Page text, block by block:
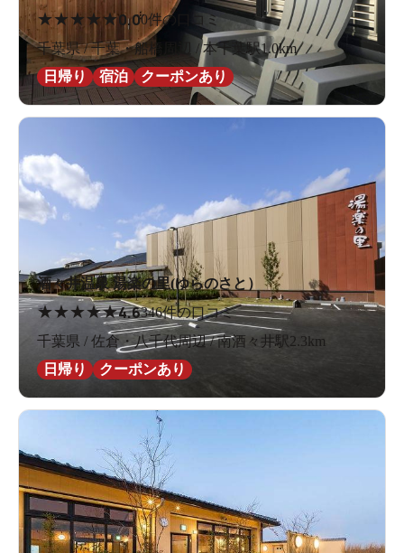
★★ ★★★0.00件の口コミ
千葉県 / 千葉・船橋周辺 / 本千葉駅1.0km
日帰り
宿泊 クーポンあり
酒々井温泉 湯楽の里(ゆらのさと）
★★★★★4.6346件の口コミ
千葉県 / 佐倉・八千代周辺 / 南酒々井駅2.3km
日帰り
クーポンあり